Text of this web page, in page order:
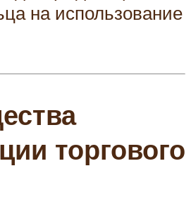
на использование
торгового